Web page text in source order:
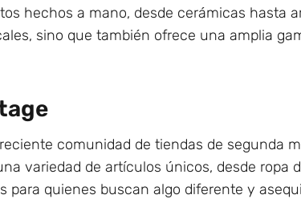
hechos a mano, desde cerámicas hasta
sino que también ofrece una amplia
comunidad de tiendas de segunda
variedad de artículos únicos, desde ropa
para quienes buscan algo diferente y